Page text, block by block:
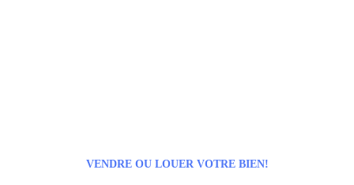
VENDRE OU LOUER VOTRE BIEN!